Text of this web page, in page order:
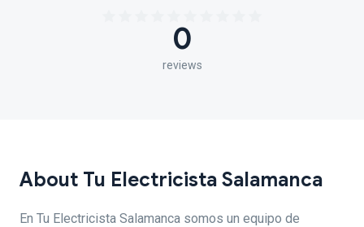
0
reviews
About Tu Electricista Salamanca
En Tu Electricista Salamanca somos un equipo de